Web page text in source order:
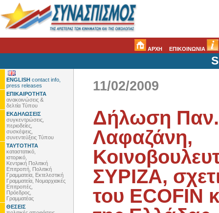
ΑΡΧΗ ΕΠΙΚΟΙΝΩΝΙΑ
ENGLISH contact info,
press releases
ΕΠΙΚΑΙΡΟΤΗΤΑ
ανακοινώσεις &
δελτία Τύπου
ΕΚΔΗΛΩΣΕΙΣ
συγκεντρώσεις,
περιοδείες,
συσκέψεις,
συνεντεύξεις Τύπου
ΤΑΥΤΟΤΗΤΑ
καταστατικό,
ιστορικό,
Κεντρική Πολιτική
Επιτροπή, Πολιτική
Γραμματεία, Εκτελεστική
Γραμματεία, Νομαρχιακές
Επιτροπές,
Πρόεδρος,
Γραμματέας
ΘΕΣΕΙΣ
11/02/2009
Δήλωση Παν.
Λαφαζάνη,
ΣΥΡΙΖΑ,
του ECOFIN